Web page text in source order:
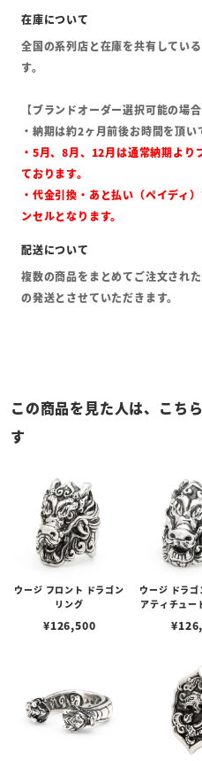
全国の系列店と在庫を共有してい
す。
【ブランドオーダー選択可能の場合
・納期は約2ヶ月前後お時間を頂い
・5月、8月、12月は通常納期よ
ております。
・代金引換・あと払い（ペイディ
ンセルとなります。
複数の商品をまとめてご注文され
の発送とさせていただきます。
この商品を見た人は、こち
す
ウージ フロント ドラゴン
リング
¥126,500
ウージ ドラ
アティチュー
¥